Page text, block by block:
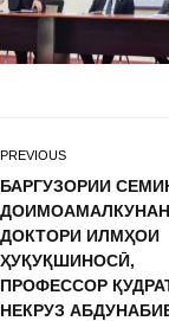
PREVIOUS
БАРГУЗОРИИ
ДОКТОРИ ИЛМҲОИ
ҲУҚУҚШИНОСӢ,
ПРОФЕССОР
НЕКРУЗ